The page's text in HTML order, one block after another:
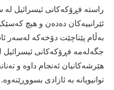
راستە فڕۆكەكانی ئیسرائیل لە
ئێرانییەكان دەدەن و هیچ
بەڵام پێناچێت دۆخەكە لەسەر
جگەلەمە فڕۆكەكانی ئیسرائیل
هێرشەكانیان ئەنجام داوە و
توانیویانە بە ئازادی بسووڕێنەوە.